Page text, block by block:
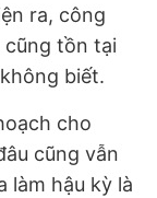
ra, công
cũng tồn tại
biết.
cho
cũng vẫn
làm hậu kỳ là